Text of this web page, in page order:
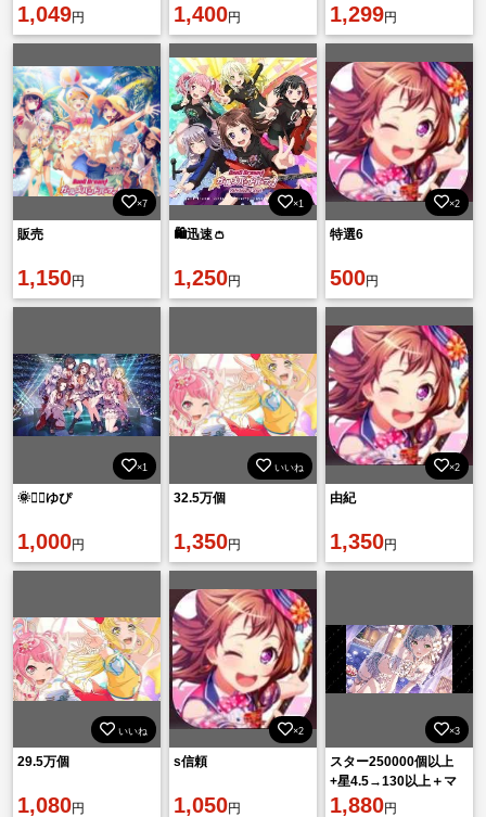
1,049円 1,400円 1,299円
×7
販売
1,150円
×1
🛍️迅速👛
1,250円
×2
特選6
500円
×1
🌞🚣‍♂️ゆぴ
1,000円
いいね
32.5万個
1,350円
×2
由紀
1,350円
いいね
29.5万個
1,080円
×2
s信頼
1,050円
×3
スター250000個以上
+星4.5→130以上＋マ
スターキューブ
1,880円